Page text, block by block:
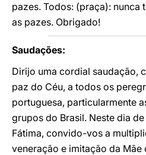
pazes. Todos: (praça): nunca
as pazes. Obrigado!
Saudações:
Dirijo uma cordial saudação,
paz do Céu, a todos os
portuguesa, particularmente
grupos do Brasil. Neste dia
Fátima, convido-vos a
veneração e imitação da Mãe